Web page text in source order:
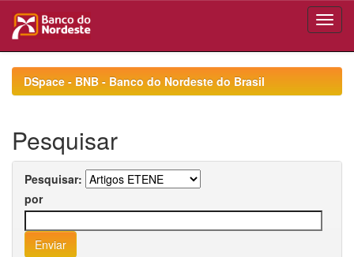
navigationDSpace - BNB - Banco do Nordeste do Brasil
Pesquisar
Pesquisar:
por